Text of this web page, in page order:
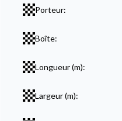
Porteur:
Boîte:
Longueur (m):
Largeur (m):